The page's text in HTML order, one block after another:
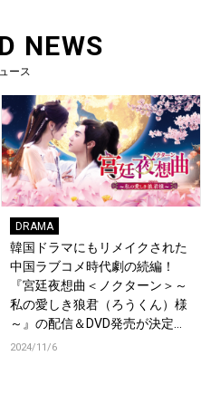
NEWS
ース
DRAMA
韓国ドラマにもリメイクされた
中国ラブコメ時代劇の続編！
『宮廷夜想曲＜ノクターン＞～
私の愛しき狼君（ろうくん）様
～』の配信＆DVD発売が決定！
約50分におよぶ特典映像も収
2024/11/6